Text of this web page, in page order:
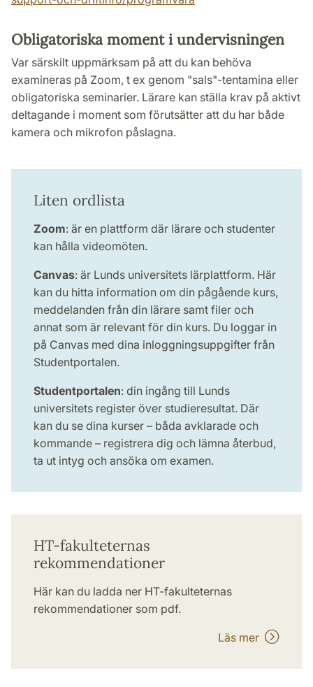
Obligatoriska moment i undervisningen
Var särskilt uppmärksam på att du kan behöva
examineras på Zoom, t ex genom "sals"-tentamina eller
obligatoriska seminarier. Lärare kan ställa krav på aktivt
deltagande i moment som förutsätter att du har både
kamera och mikrofon påslagna.
Liten ordlista
Zoom: är en plattform där lärare och studenter
kan hålla videomöten.
Canvas: är Lunds universitets lärplattform. Här
kan du hitta information om din pågående kurs,
meddelanden från din lärare samt filer och
annat som är relevant för din kurs. Du loggar in
på Canvas med dina inloggningsuppgifter från
Studentportalen.
Studentportalen: din ingång till Lunds
universitets register över studieresultat. Där
kan du se dina kurser – båda avklarade och
kommande – registrera dig och lämna återbud,
ta ut intyg och ansöka om examen.
HT-fakulteternas
rekommendationer
Här kan du ladda ner HT-fakulteternas
rekommendationer som pdf.
Läs mer